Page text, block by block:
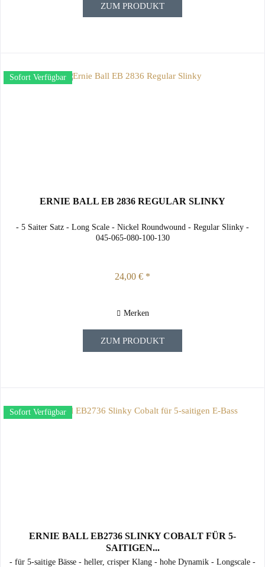
ZUM PRODUKT
Sofort Verfügbar
ERNIE BALL EB 2836 REGULAR SLINKY
- 5 Saiter Satz - Long Scale - Nickel Roundwound - Regular Slinky -
045-065-080-100-130
24,00 € *
Merken
ZUM PRODUKT
Sofort Verfügbar
ERNIE BALL EB2736 SLINKY COBALT FÜR 5-
SAITIGEN...
- für 5-saitige Bässe - heller, crisper Klang - hohe Dynamik - Longscale -